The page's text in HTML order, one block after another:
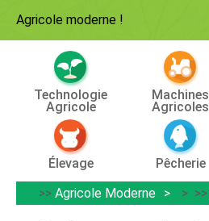
Agricole moderne !
Technologie
Agricole
Machines
Agricoles
Élevage Pêcherie
>> Agricole Moderne > >>